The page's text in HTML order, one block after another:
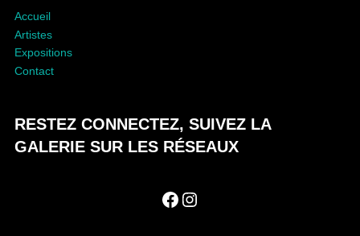
Accueil
Artistes
Expositions
Contact
RESTEZ CONNECTEZ, SUIVEZ LA
GALERIE SUR LES RÉSEAUX
Facebook
Instagram